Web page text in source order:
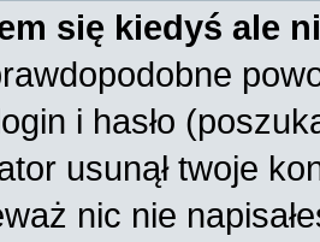
się kiedyś ale
i hasło
usunął twoje
nic nie